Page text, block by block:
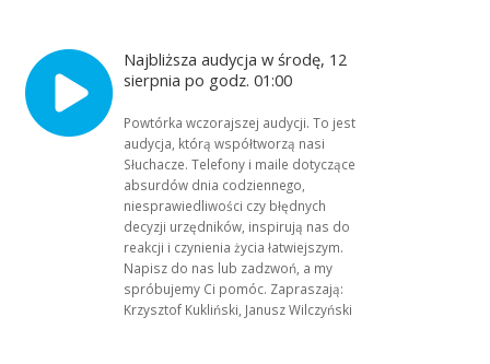
Najbliższa audycja w środę, 12
sierpnia po godz. 01:00
Powtórka wczorajszej audycji. To jest
audycja, którą współtworzą nasi
Słuchacze. Telefony i maile dotyczące
absurdów dnia codziennego,
niesprawiedliwości czy błędnych
decyzji urzędników, inspirują nas do
reakcji i czynienia życia łatwiejszym.
Napisz do nas lub zadzwoń, a my
spróbujemy Ci pomóc. Zapraszają:
Krzysztof Kukliński, Janusz Wilczyński